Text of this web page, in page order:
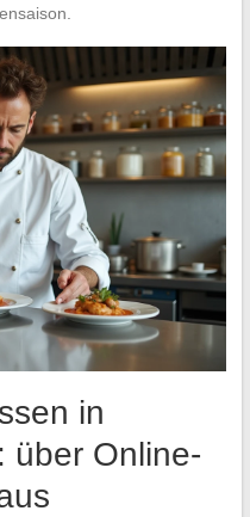
in
über Online-